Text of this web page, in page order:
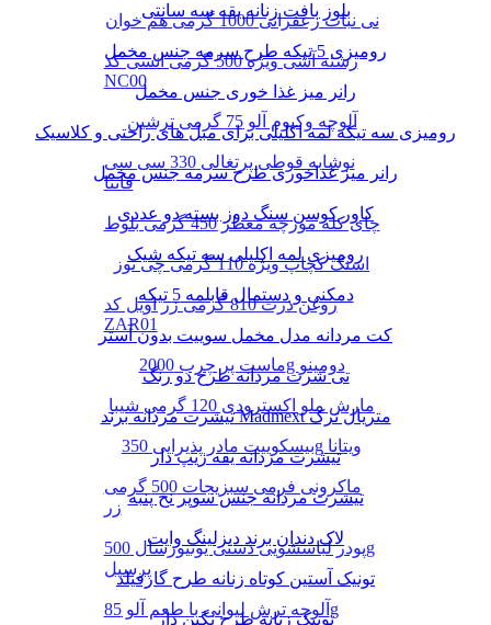
نی نبات زعفرانی 1000 گرمی هم خوان
رشته آشی ویژه 500 گرمی انسی کد
NC00
آلوچه وکیوم آلو 75 گرمی ترشین
نوشابه قوطی پرتغالی 330 سی سی
فانتا
چای کله مورچه معطر 450 گرمی بلوط
اسنک کچاپ ویژه 110 گرمی چی توز
روغن ذرت 810 گرمی زر اویل کد
ZAR01
ماست پر چرب 2000g دومینو
مارش ملو اکسترودی 120 گرمی شیبا
بیسکوییت مادر پذیرایی 350g ویتانا
ماکرونی فرمی سبزیجات 500 گرمی
زر
پودر لباسشویی دستی یونیورسال 500g
پرسیل
آلوچه ترش لیوانی با طعم آلو 85g
بلوز بافت زنانه یقه سه سانتی
رومیزی 5 تیکه طرح سرمه جنس مخمل
رانر میز غذا خوری جنس مخمل
رومیزی سه تیکه لمه اکلیلی برای مبل های راحتی و کلاسیک
رانر میز غذاخوری طرح سرمه جنس مخمل
کاور کوسن سنگ دوز بسته دو عددی
رومیزی لمه اکلیلی سه تیکه شیک
دمکنی و دستمال قابلمه 5 تیکه
کت مردانه مدل مخمل سوییت بدون آستر
تی شرت مردانه طرح دو رنگ
تیشرت مردانه برند Madmext متریال ترک
تیشرت مردانه یقه زیپ دار
تیشرت مردانه جنس سوپر نخ پنبه
لاک دندان برند دیزلینگ وایت
تونیک آستین کوتاه زنانه طرح گارفیلد
تونیک زنانه طرح نگین دار